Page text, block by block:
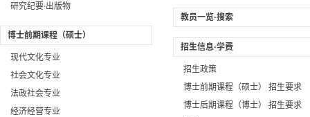
研究纪要·出版物
博士前期课程（硕士）
现代文化专业
社会文化专业
法政社会专业
经济经营专业
教员一览·搜索
招生信息·学费
招生政策
博士前期课程（硕士） 招生要求
博士后期课程（博士） 招生要求